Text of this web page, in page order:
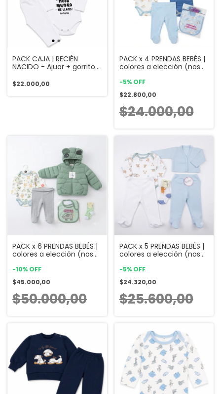
PACK CAJA | RECIÉN
NACIDO - Ajuar + gorrito
$22.000,00
PACK x 4 PRENDAS BEBÉS |
colores a elección (nos
-5% OFF
$22.800,00
$24.000,00
PACK x 6 PRENDAS BEBÉS |
colores a elección (nos
-10% OFF
$45.000,00
$50.000,00
PACK x 5 PRENDAS BEBÉS |
colores a elección (nos
-5% OFF
$24.320,00
$25.600,00